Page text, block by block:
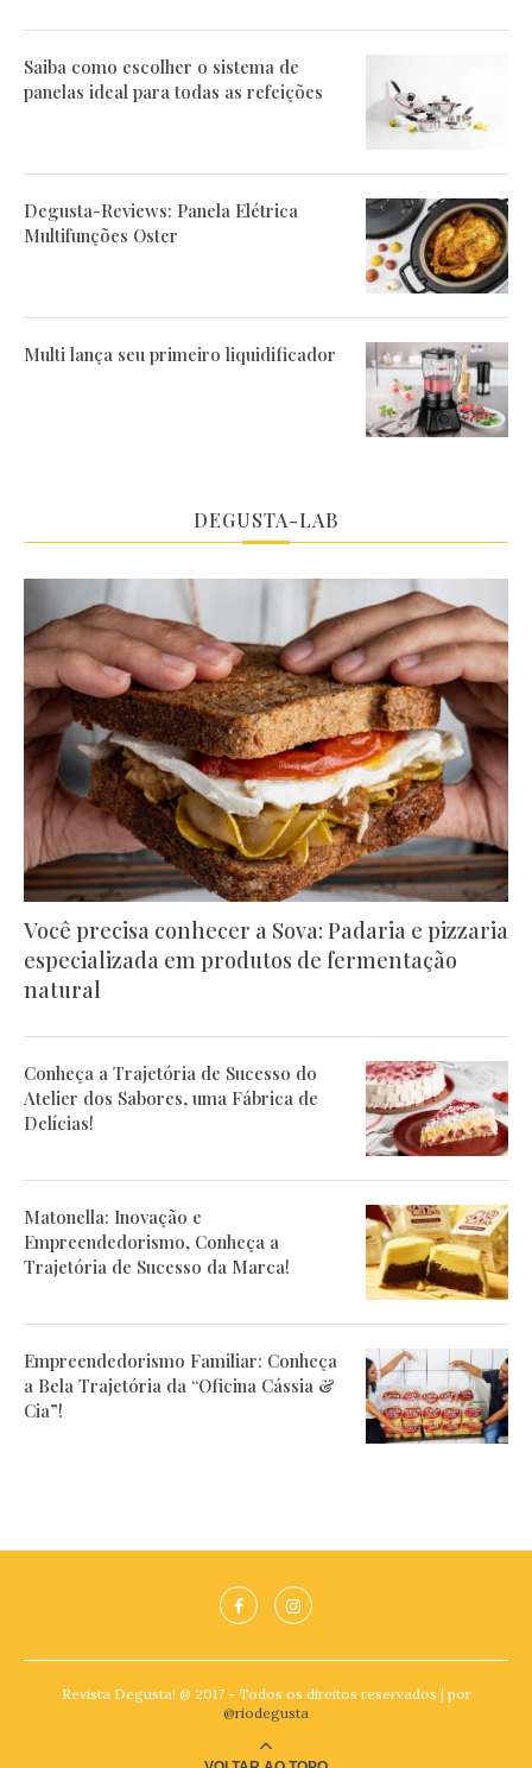
Saiba como escolher o sistema de
panelas ideal para todas as refeições
Degusta-Reviews: Panela Elétrica
Multifunções Oster
Multi lança seu primeiro liquidificador
DEGUSTA-LAB
Você precisa conhecer a Sova: Padaria e pizzaria
especializada em produtos de fermentação
natural
Conheça a Trajetória de Sucesso do
Atelier dos Sabores, uma Fábrica de
Delícias!
Matonella: Inovação e
Empreendedorismo, Conheça a
Trajetória de Sucesso da Marca!
Empreendedorismo Familiar: Conheça
a Bela Trajetória da “Oficina Cássia &
Cia”!
Revista Degusta! @ 2017 - Todos os direitos reservados | por
@riodegusta